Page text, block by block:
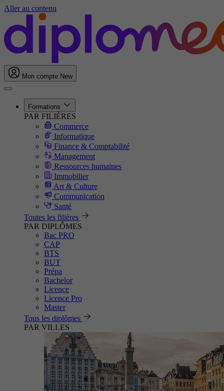
Aller au contenu
Mon compte New
Formations
PAR FILIÈRES
Commerce
Informatique
Finance & Comptabilité
Management
Ressources humaines
Immobilier
Art & Culture
Communication
Santé
Toutes les filières
PAR DIPLÔMES
Bac PRO
CAP
BTS
BUT
Prépa
Bachelor
Licence
Licence Pro
Master
Tous les diplômes
PAR VILLES